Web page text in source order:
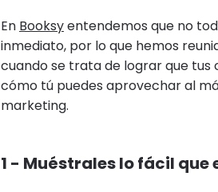
En Booksyentendemos que no
inmediato, por lo que hemos
cuando se trata de lograr que tus
cómo tú puedes aprovechar al
marketing.
1 - Muéstrales lo fácil que